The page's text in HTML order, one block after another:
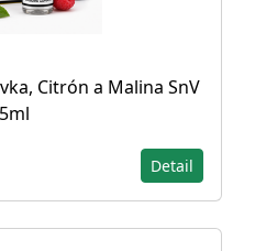
Citrón a Malina SnV
5ml
Detail